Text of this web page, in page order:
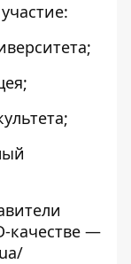
качестве —